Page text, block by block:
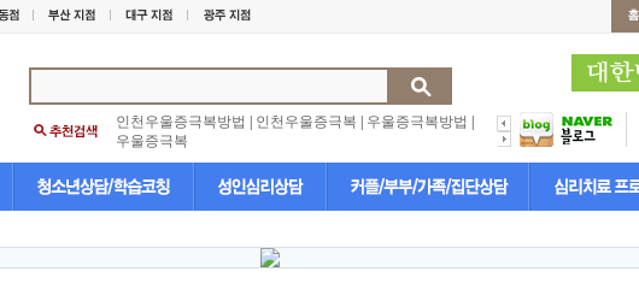
인천우울증극복방법 인천우울증극복 우울증극복방법
우울증극복